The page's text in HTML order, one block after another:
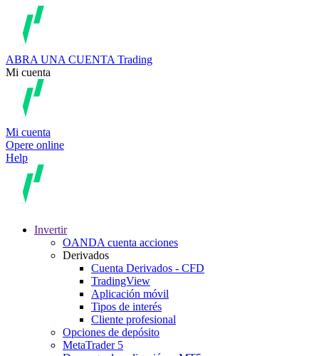
ABRA UNA CUENTA Trading
Mi cuenta
Mi cuenta
Opere online
Help
Invertir
OANDA cuenta acciones
Derivados
Cuenta Derivados - CFD
TradingView
Aplicación móvil
Tipos de interés
Cliente profesional
Opciones de depósito
MetaTrader 5